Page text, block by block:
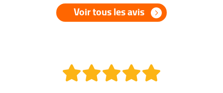
Voir tous les avis